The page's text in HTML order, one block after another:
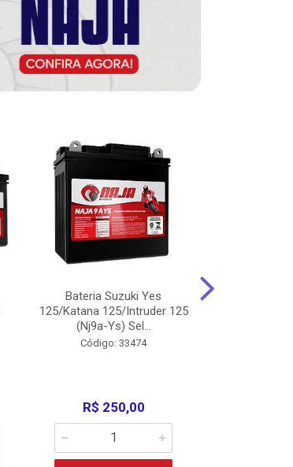
Bateria Suzuki Yes
125/Katana 125/Intruder 125
(Nj9a-Ys) Sel...
Código: 33474
R$ 250,00